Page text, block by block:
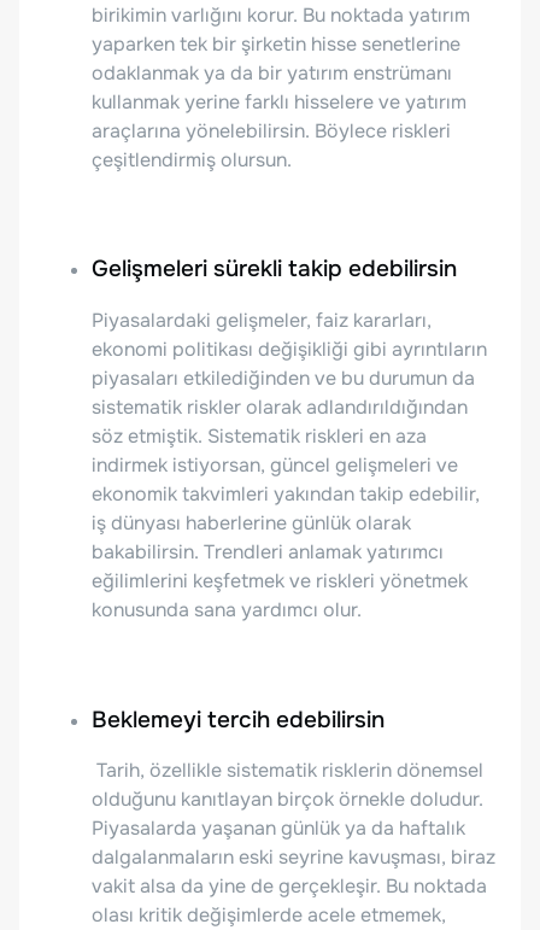
birikimin varlığını korur. Bu noktada yatırım
yaparken tek bir şirketin hisse senetlerine
odaklanmak ya da bir yatırım enstrümanı
kullanmak yerine farklı hisselere ve yatırım
araçlarına yönelebilirsin. Böylece riskleri
çeşitlendirmiş olursun.
Gelişmeleri sürekli takip edebilirsin
Piyasalardaki gelişmeler, faiz kararları,
ekonomi politikası değişikliği gibi ayrıntıların
piyasaları etkilediğinden ve bu durumun da
sistematik riskler olarak adlandırıldığından
söz etmiştik. Sistematik riskleri en aza
indirmek istiyorsan, güncel gelişmeleri ve
ekonomik takvimleri yakından takip edebilir,
iş dünyası haberlerine günlük olarak
bakabilirsin. Trendleri anlamak yatırımcı
eğilimlerini keşfetmek ve riskleri yönetmek
konusunda sana yardımcı olur.
Beklemeyi tercih edebilirsin
Tarih, özellikle sistematik risklerin dönemsel
olduğunu kanıtlayan birçok örnekle doludur.
Piyasalarda yaşanan günlük ya da haftalık
dalgalanmaların eski seyrine kavuşması, biraz
vakit alsa da yine de gerçekleşir. Bu noktada
olası kritik değişimlerde acele etmemek,